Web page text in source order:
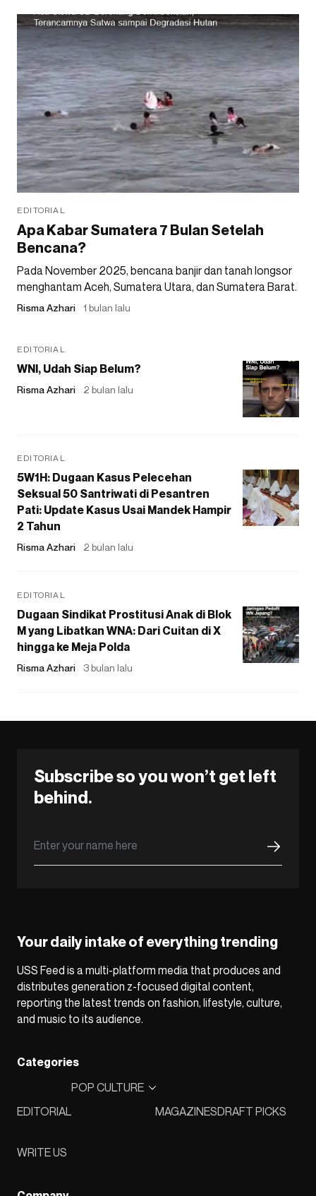
EDITORIAL
Apa Kabar Sumatera 7 Bulan Setelah
Bencana?
Pada November 2025, bencana banjir dan tanah longsor
menghantam Aceh, Sumatera Utara, dan Sumatera Barat.
Risma Azhari 1 bulan lalu
EDITORIAL
WNI, Udah Siap Belum?
Risma Azhari 2 bulan lalu
EDITORIAL
5W1H: Dugaan Kasus Pelecehan
Seksual 50 Santriwati di Pesantren
Pati: Update Kasus Usai Mandek Hampir
2 Tahun
Risma Azhari 2 bulan lalu
EDITORIAL
Dugaan Sindikat Prostitusi Anak di Blok
M yang Libatkan WNA: Dari Cuitan di X
hingga ke Meja Polda
Risma Azhari 3 bulan lalu
Subscribe so you won’t get left
behind.
Your daily intake of everything trending
USS Feed is a multi-platform media that produces and
distributes generation z-focused digital content,
reporting the latest trends on fashion, lifestyle, culture,
and music to its audience.
Categories
EDITORIAL
POP CULTURE
MAGAZINESDRAFT PICKS
WRITE US